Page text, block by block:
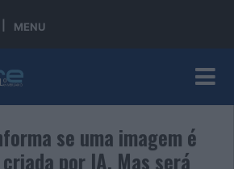
MENU
se uma imagem é
por IA. Mas será